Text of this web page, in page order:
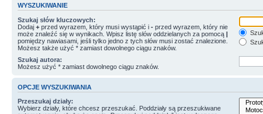
WYSZUKIWANIE
Szukaj słów kluczowych:
Dodaj + przed wyrazem, który musi wystąpić i - przed wyrazem, który nie
może znaleźć się w wynikach. Wpisz listę słów oddzielanych za pomocą |
pomiędzy nawiasami, jeśli tylko jedno z tych słów musi zostać znalezione.
Możesz także użyć * zamiast dowolnego ciągu znaków.
Szukaj autora:
Możesz użyć * zamiast dowolnego ciągu znaków.
OPCJE WYSZUKIWANIA
Przeszukaj działy:
Wybierz działy, które chcesz przeszukać. Poddziały są przeszukiwane